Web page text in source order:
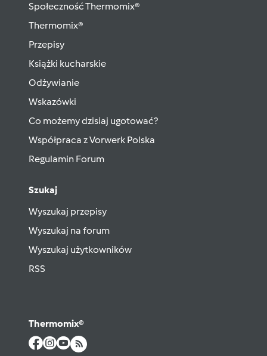
Społeczność Thermomix®
Thermomix®
Przepisy
Książki kucharskie
Odżywianie
Wskazówki
Co możemy dzisiaj ugotować?
Współpraca z Vorwerk Polska
Regulamin Forum
Szukaj
Wyszukaj przepisy
Wyszukaj na forum
Wyszukaj użytkowników
RSS
Thermomix®